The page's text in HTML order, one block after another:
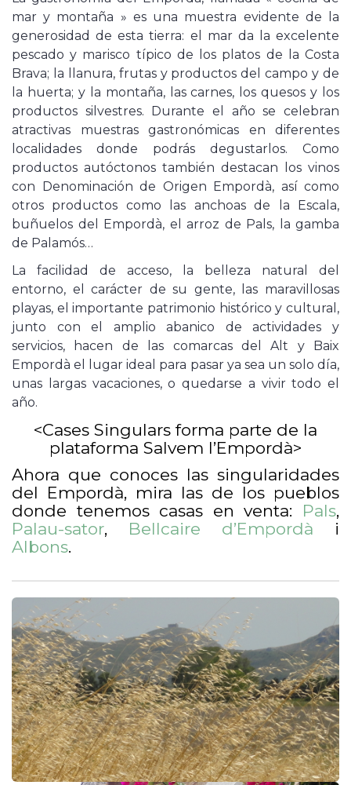
mar y montaña » es una muestra evidente de la
generosidad de esta tierra: el mar da la excelente
pescado y marisco típico de los platos de la Costa
Brava; la llanura, frutas y productos del campo y de
la huerta; y la montaña, las carnes, los quesos y los
productos silvestres. Durante el año se celebran
atractivas muestras gastronómicas en diferentes
localidades donde podrás degustarlos. Como
productos autóctonos también destacan los vinos
con Denominación de Origen Empordà, así como
otros productos como las anchoas de la Escala,
buñuelos del Empordà, el arroz de Pals, la gamba
de Palamós…
La facilidad de acceso, la belleza natural del
entorno, el carácter de su gente, las maravillosas
playas, el importante patrimonio histórico y cultural,
junto con el amplio abanico de actividades y
servicios, hacen de las comarcas del Alt y Baix
Empordà el lugar ideal para pasar ya sea un solo día,
unas largas vacaciones, o quedarse a vivir todo el
año.
<Cases Singulars forma parte de la
plataforma Salvem l’Empordà>
Ahora que conoces las singularidades
del Empordà, mira las de los pueblos
donde tenemos casas en venta: Pals,
Palau-sator, Bellcaire d’Empordà i
Albons.